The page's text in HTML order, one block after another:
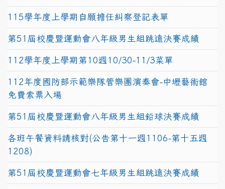
115學年度上學期自願擔任糾察登記表單
第51屆校慶暨運動會八年級男生組跳遠決賽成績
112學年度上學期第10週10/30-11/3菜單
112年度國防部示範樂隊管樂團演奏會-中壢藝術館
免費索票入場
第51屆校慶暨運動會八年級男生組鉛球決賽成績
各班午餐資料請核對(公告第十一週1106-第十五週
1208)
第51屆校慶暨運動會七年級男生組跳遠決賽成績